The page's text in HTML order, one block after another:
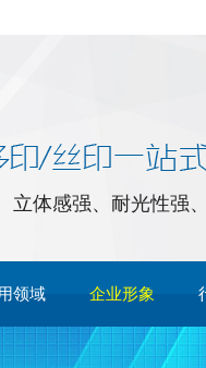
立体感强、耐光性强
领域 企业形象